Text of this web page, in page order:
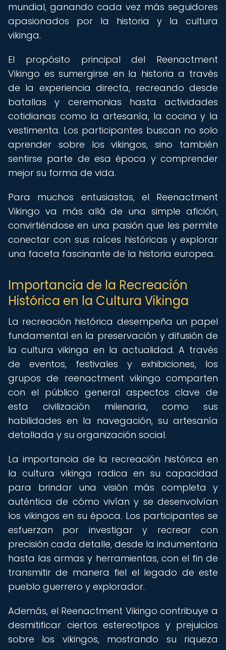
mundial, ganando cada vez más seguidores
apasionados por la historia y la cultura
vikinga.
El propósito principal del Reenactment
Vikingo es sumergirse en la historia a través
de la experiencia directa, recreando desde
batallas y ceremonias hasta actividades
cotidianas como la artesanía, la cocina y la
vestimenta. Los participantes buscan no solo
aprender sobre los vikingos, sino también
sentirse parte de esa época y comprender
mejor su forma de vida.
Para muchos entusiastas, el Reenactment
Vikingo va más allá de una simple afición,
convirtiéndose en una pasión que les permite
conectar con sus raíces históricas y explorar
una faceta fascinante de la historia europea.
Importancia de la Recreación
Histórica en la Cultura Vikinga
La recreación histórica desempeña un papel
fundamental en la preservación y difusión de
la cultura vikinga en la actualidad. A través
de eventos, festivales y exhibiciones, los
grupos de reenactment vikingo comparten
con el público general aspectos clave de
esta civilización milenaria, como sus
habilidades en la navegación, su artesanía
detallada y su organización social.
La importancia de la recreación histórica en
la cultura vikinga radica en su capacidad
para brindar una visión más completa y
auténtica de cómo vivían y se desenvolvían
los vikingos en su época. Los participantes se
esfuerzan por investigar y recrear con
precisión cada detalle, desde la indumentaria
hasta las armas y herramientas, con el fin de
transmitir de manera fiel el legado de este
pueblo guerrero y explorador.
Además, el Reenactment Vikingo contribuye a
desmitificar ciertos estereotipos y prejuicios
sobre los vikingos, mostrando su riqueza